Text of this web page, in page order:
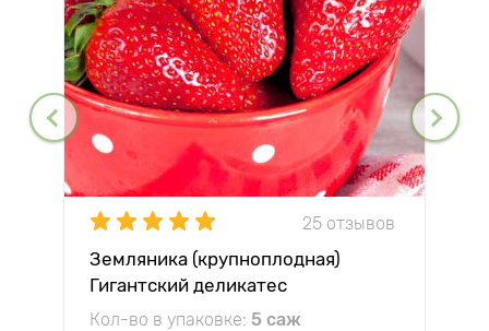
25 отзывов
Земляника (крупноплодная)
Гигантский деликатес
Кол-во в упаковке: 5 саж